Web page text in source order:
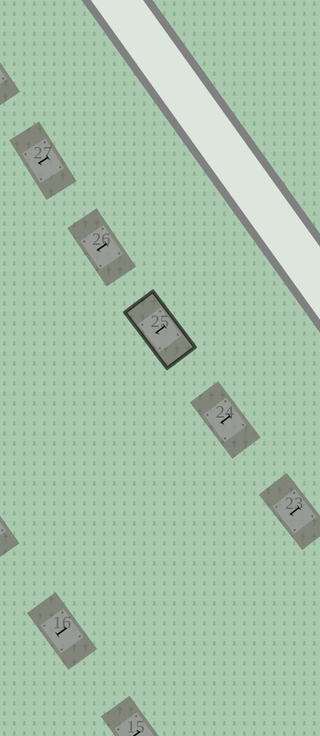
15
25
24
26
27
23
16
1
1
1
1
1
1